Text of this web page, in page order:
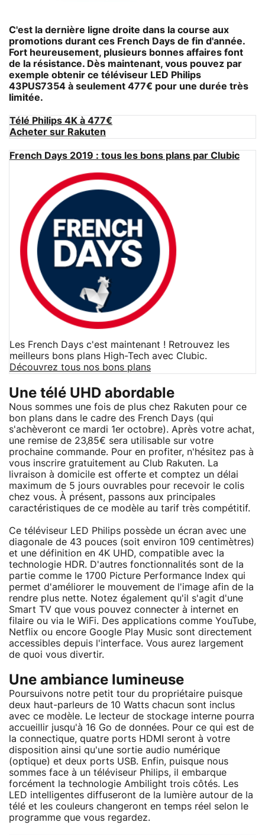
C'est la dernière ligne droite dans la course aux
promotions durant ces French Days de fin d'année.
Fort heureusement, plusieurs bonnes affaires font
de la résistance. Dès maintenant, vous pouvez par
exemple obtenir ce téléviseur LED Philips
43PUS7354 à seulement 477€ pour une durée très
limitée.
Télé Philips 4K à 477€
Acheter sur Rakuten
French Days 2019 : tous les bons plans par Clubic
Les French Days c'est maintenant ! Retrouvez les
meilleurs bons plans High-Tech avec Clubic.
Découvrez tous nos bons plans
Une télé UHD abordable
Nous sommes une fois de plus chez Rakuten pour ce
bon plans dans le cadre des French Days (qui
s'achèveront ce mardi 1er octobre). Après votre achat,
une remise de 23,85€ sera utilisable sur votre
prochaine commande. Pour en profiter, n'hésitez pas à
vous inscrire gratuitement au Club Rakuten. La
livraison à domicile est offerte et comptez un délai
maximum de 5 jours ouvrables pour recevoir le colis
chez vous. À présent, passons aux principales
caractéristiques de ce modèle au tarif très compétitif.
Ce téléviseur LED Philips possède un écran avec une
diagonale de 43 pouces (soit environ 109 centimètres)
et une définition en 4K UHD, compatible avec la
technologie HDR. D'autres fonctionnalités sont de la
partie comme le 1700 Picture Performance Index qui
permet d'améliorer le mouvement de l'image afin de la
rendre plus nette. Notez également qu'il s'agit d'une
Smart TV que vous pouvez connecter à internet en
filaire ou via le WiFi. Des applications comme YouTube,
Netflix ou encore Google Play Music sont directement
accessibles depuis l'interface. Vous aurez largement
de quoi vous divertir.
Une ambiance lumineuse
Poursuivons notre petit tour du propriétaire puisque
deux haut-parleurs de 10 Watts chacun sont inclus
avec ce modèle. Le lecteur de stockage interne pourra
accueillir jusqu'à 16 Go de données. Pour ce qui est de
la connectique, quatre ports HDMI seront à votre
disposition ainsi qu'une sortie audio numérique
(optique) et deux ports USB. Enfin, puisque nous
sommes face à un téléviseur Philips, il embarque
forcément la technologie Ambilight trois côtés. Les
LED intelligentes diffuseront de la lumière autour de la
télé et les couleurs changeront en temps réel selon le
programme que vous regardez.